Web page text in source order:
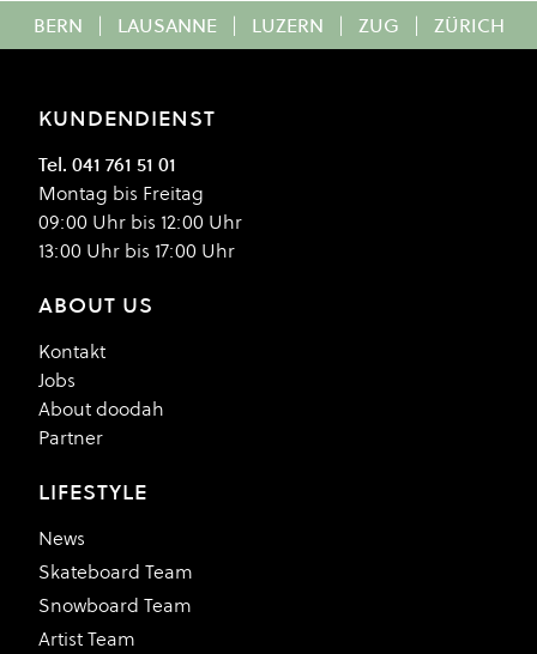
BERN | LAUSANNE | LUZERN | ZUG | ZÜRICH
KUNDENDIENST
Tel. 041 761 51 01
Montag bis Freitag
09:00 Uhr bis 12:00 Uhr
13:00 Uhr bis 17:00 Uhr
ABOUT US
Kontakt
Jobs
About doodah
Partner
LIFESTYLE
News
Skateboard Team
Snowboard Team
Artist Team